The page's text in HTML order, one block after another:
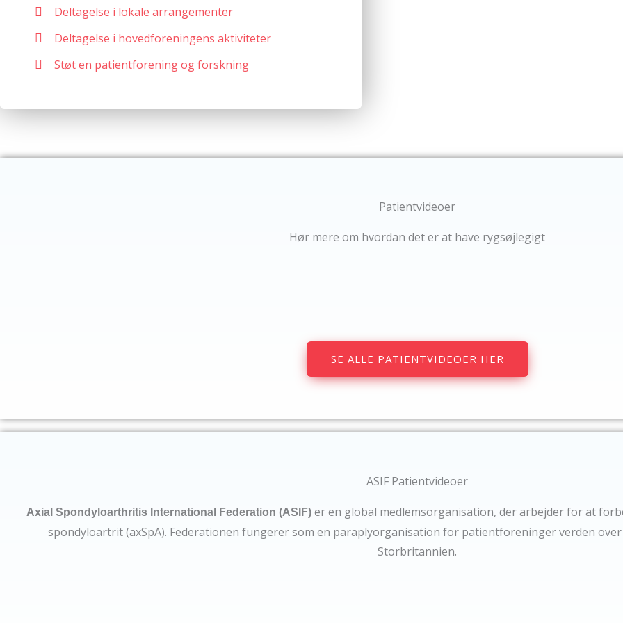
Deltagelse i lokale arrangementer
Deltagelse i hovedforeningens aktiviteter
Støt en patientforening og forskning
Patientvideoer
Hør mere om hvordan det er at have rygsøjlegigt
SE ALLE PATIENTVIDEOER HER
ASIF Patientvideoer
Axial Spondyloarthritis International Federation (ASIF) er en global medlemsorganisation, der arbejder for at
spondyloartrit (axSpA). Federationen fungerer som en paraplyorganisation for patientforeninger verden
Storbritannien.